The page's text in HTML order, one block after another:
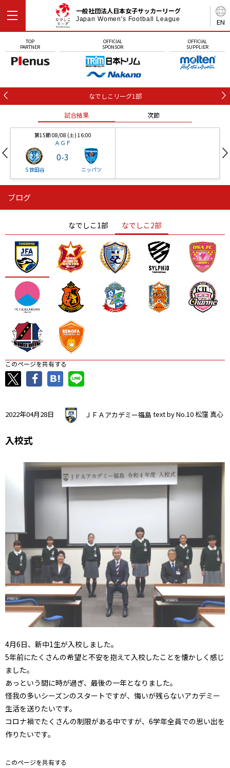
EN
一般社団法人日本女子サッカーリーグ
Japan Women's Football League
TOP
PARTNER
OFFICIAL
SPONSOR
OFFICIAL
SUPPLIER
なでしこリーグ1部
試合結果 次節
第15節 08/08 (土) 16:00
ＡＧＦ
Ｓ世田谷
0-3
ニッパツ
ニッパツ
ニッパツ 名古屋
石人の星
静岡 愛媛Ｌ
ブログ
なでしこ1部 なでしこ2部
このページを共有する
2022年04月28日 ＪＦＡアカデミー福島text by No.10 松窪 真心
入校式
4月6日、新中1生が入校しました。
5年前にたくさんの希望と不安を抱えて入校したことを懐かしく感じ
ました。
あっという間に時が過ぎ、最後の一年となりました。
怪我の多いシーズンのスタートですが、悔いが残らないアカデミー
生活を送りたいです。
コロナ禍でたくさんの制限がある中ですが、6学年全員での思い出を
作りたいです。
このページを共有する